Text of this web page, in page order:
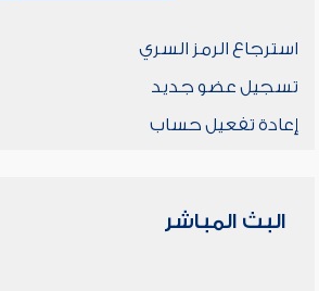
استرجاع الرمز السري
تسجيل عضو جديد
إعادة تفعيل حساب
البث المباشر